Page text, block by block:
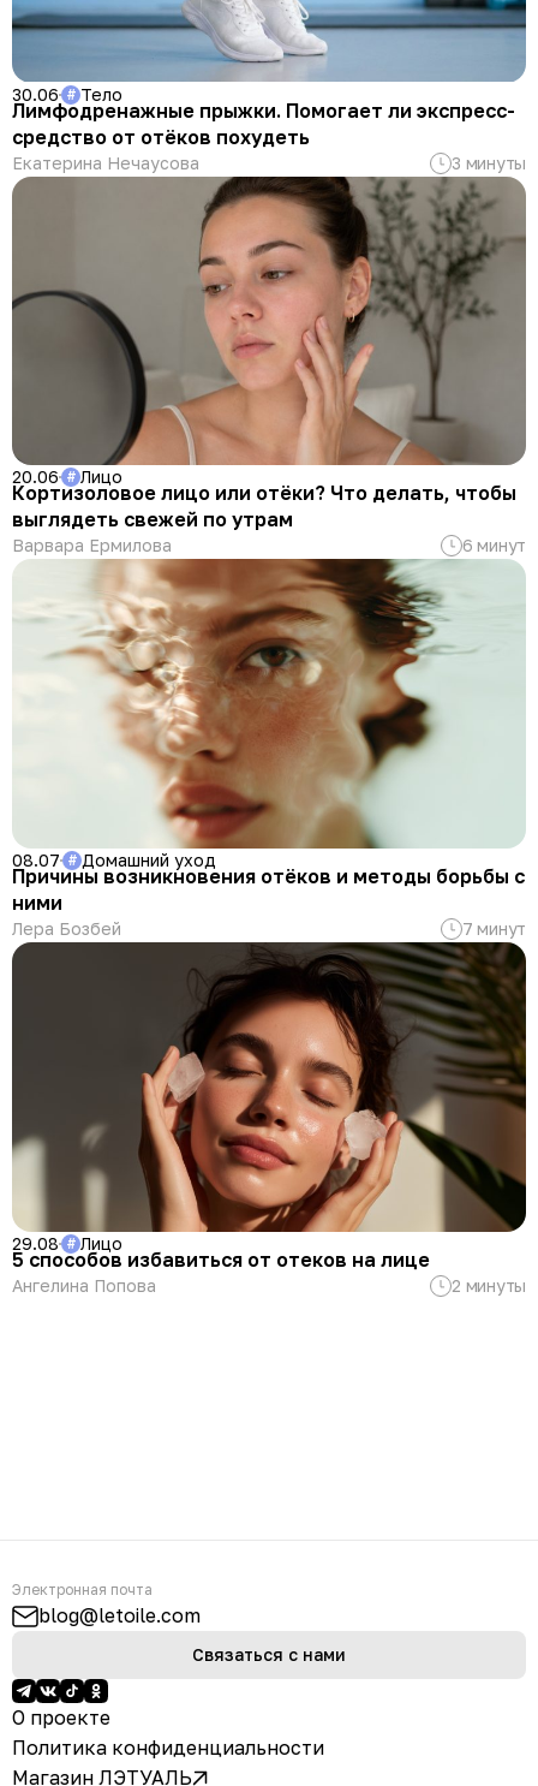
# Тело
30.06
Лимфодренажные прыжки. Помогает ли экспресс-
средство от отёков похудеть
Екатерина Нечаусова 3 минуты
# Лицо
20.06
Кортизоловое лицо или отёки? Что делать, чтобы
выглядеть свежей по утрам
Варвара Ермилова 6 минут
# Домашний уход
08.07
Причины возникновения отёков и методы борьбы с
ними
Лера Бозбей 7 минут
# Лицо
29.08
5 способов избавиться от отеков на лице
Ангелина Попова 2 минуты
Электронная почта
blog@letoile.com
Связаться с нами
О проекте
Политика конфиденциальности
Магазин ЛЭТУАЛЬ